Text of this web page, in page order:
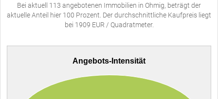
Bei aktuell 113 angebotenen Immobilien in Ohmig, beträgt der
aktuelle Anteil hier 100 Prozent. Der durchschnittliche Kaufpreis liegt
bei 1909 EUR / Quadratmeter.
Angebots-Intensität